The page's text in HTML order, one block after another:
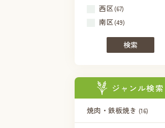
西区(67)
南区(49)
検索
ジャンル検索
焼肉・鉄板焼き (16)